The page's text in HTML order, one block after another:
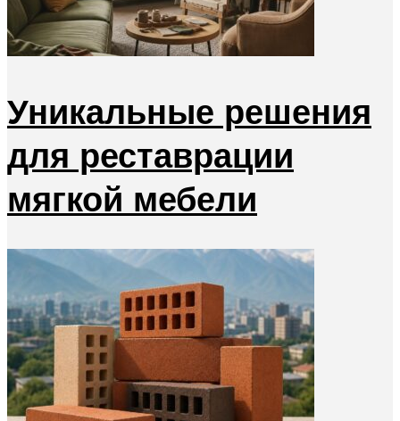
Уникальные решения
для реставрации
мягкой мебели